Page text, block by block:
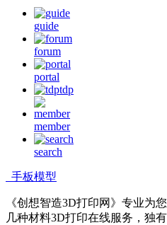
guide
forum
portal
tdp
member
search
手板模型
《创想智造3D打印网》专业为
几种材料3D打印在线服务，独